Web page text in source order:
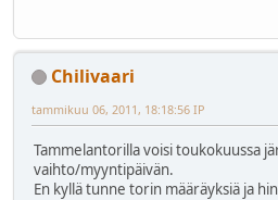
Chilivaari
tammikuu 06, 2011, 18:18:56 IP
Tammelantorilla voisi toukokuussa
vaihto/myyntipäivän.
En kyllä tunne torin määräyksiä ja